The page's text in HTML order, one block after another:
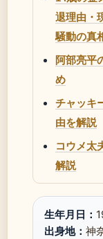
退理由・
騒動の真
阿部亮平
め
チャッキ
由を解説
コウメ太
解説
生年月日：
出身地： 神